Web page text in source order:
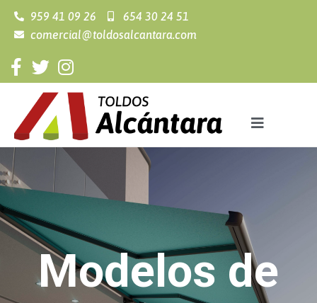
959 41 09 26
654 30 24 51
comercial@toldosalcantara.com
Modelos de